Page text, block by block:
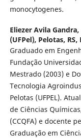
monocytogenes.
Eliezer Avila Gandra,
(UFPel), Pelotas, RS,
Graduado em
Fundação
Mestrado (2003) e
Tecnologia
Pelotas (UFPEL).
de Ciências
(CCQFA) e docente
Graduação em